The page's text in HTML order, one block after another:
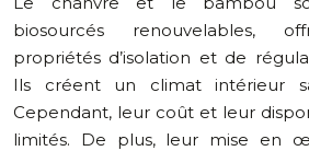
biosourcés renouvelables,
propriétés d’isolation et de
Ils créent un climat intérieur
Cependant, leur coût et leur
limités. De plus, leur mise en